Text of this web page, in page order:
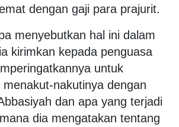
dengan gaji para prajurit.
menyebutkan hal ini dalam
kirimkan kepada penguasa
untuk
nakutinya dengan
dan apa yang terjadi
dia mengatakan tentang